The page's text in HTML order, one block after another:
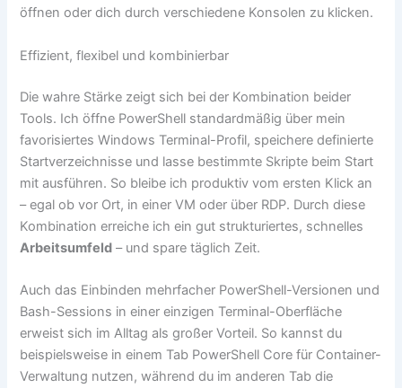
öffnen oder dich durch verschiedene Konsolen zu klicken.
Effizient, flexibel und kombinierbar
Die wahre Stärke zeigt sich bei der Kombination beider
Tools. Ich öffne PowerShell standardmäßig über mein
favorisiertes Windows Terminal-Profil, speichere definierte
Startverzeichnisse und lasse bestimmte Skripte beim Start
mit ausführen. So bleibe ich produktiv vom ersten Klick an
– egal ob vor Ort, in einer VM oder über RDP. Durch diese
Kombination erreiche ich ein gut strukturiertes, schnelles
Arbeitsumfeld – und spare täglich Zeit.
Auch das Einbinden mehrfacher PowerShell-Versionen und
Bash-Sessions in einer einzigen Terminal-Oberfläche
erweist sich im Alltag als großer Vorteil. So kannst du
beispielsweise in einem Tab PowerShell Core für Container-
Verwaltung nutzen, während du im anderen Tab die